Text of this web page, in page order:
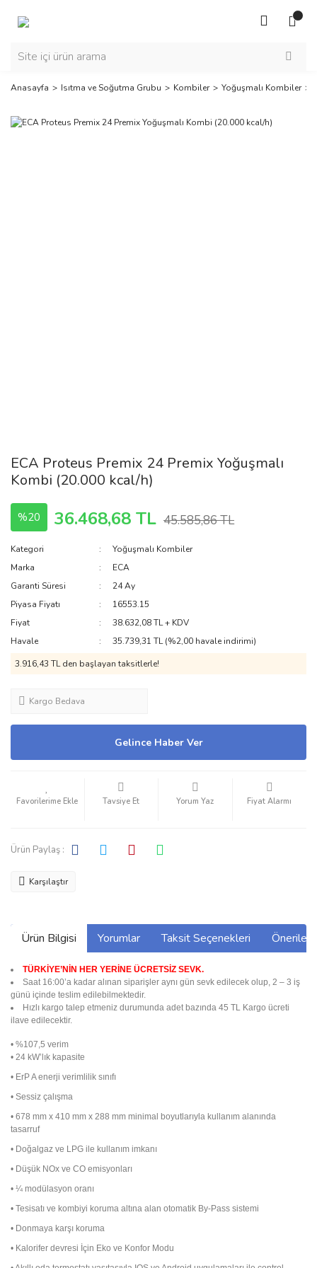
Anasayfa Isıtma ve Soğutma Grubu Kombiler Yoğuşmalı Kombiler
ECA Proteus Premix 24 Premix Yoğuşmalı
Kombi (20.000 kcal/h)
%20 36.468,68 TL 45.585,86 TL
Kategori
Yoğuşmalı Kombiler
Marka
ECA
Garanti Süresi
24 Ay
Piyasa Fiyatı
16553.15
Fiyat
38.632,08 TL + KDV
Havale
35.739,31 TL (%2,00 havale indirimi)
3.916,43 TL den başlayan taksitlerle!
Kargo Bedava
Gelince Haber Ver
Tavsiye Et Yorum Yaz Fiyat Alarmı
Ürün Paylaş :
Karşılaştır
Ürün Bilgisi Yorumlar Taksit Seçenekleri
TÜRKİYE’NİN HER YERİNE ÜCRETSİZ SEVK.
Saat 16:00’a kadar alınan siparişler aynı gün sevk edilecek olup, 2 – 3 iş
günü içinde teslim edilebilmektedir.
Hızlı kargo talep etmeniz durumunda adet bazında 45 TL Kargo ücreti
ilave edilecektir.
• %107,5 verim
• 24 kW’lık kapasite
• ErP A enerji verimlilik sınıfı
• Sessiz çalışma
• 678 mm x 410 mm x 288 mm minimal boyutlarıyla kullanım alanında
tasarruf
• Doğalgaz ve LPG ile kullanım imkanı
• Düşük NOx ve CO emisyonları
• ¼ modülasyon oranı
• Tesisatı ve kombiyi koruma altına alan otomatik By-Pass sistemi
• Donmaya karşı koruma
• Kalorifer devresi İçin Eko ve Konfor Modu